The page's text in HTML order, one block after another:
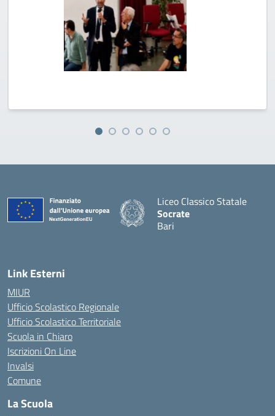
Liceo Classico Statale
Socrate
Bari
Link Esterni
MIUR
Ufficio Scolastico Regionale
Ufficio Scolastico Territoriale
Scuola in Chiaro
Iscrizioni On Line
Invalsi
Comune
La Scuola